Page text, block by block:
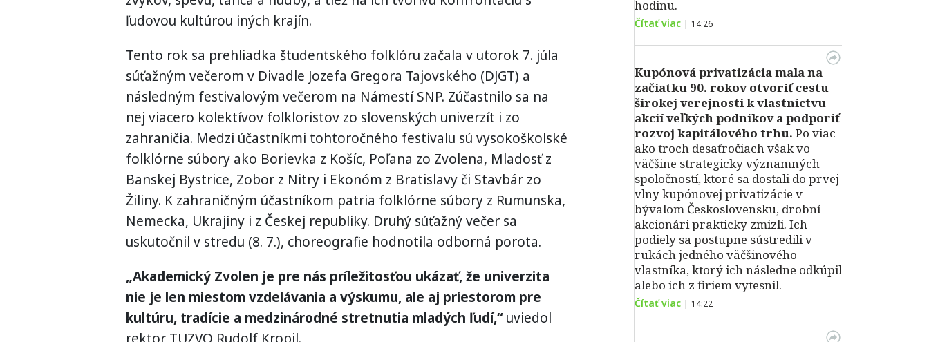
ľudovou kultúrou iných krajín.
Tento rok sa prehliadka študentského folklóru začala v utorok 7. júla
súťažným večerom v Divadle Jozefa Gregora Tajovského (DJGT) a
následným festivalovým večerom na Námestí SNP. Zúčastnilo sa na
nej viacero kolektívov folkloristov zo slovenských univerzít i zo
zahraničia. Medzi účastníkmi tohtoročného festivalu sú vysokoškolské
folklórne súbory ako Borievka z Košíc, Poľana zo Zvolena, Mladosť z
Banskej Bystrice, Zobor z Nitry i Ekonóm z Bratislavy či Stavbár zo
Žiliny. K zahraničným účastníkom patria folklórne súbory z Rumunska,
Nemecka, Ukrajiny i z Českej republiky. Druhý súťažný večer sa
uskutočnil v stredu (8. 7.), choreografie hodnotila odborná porota.
„Akademický Zvolen je pre nás príležitosťou ukázať, že univerzita
nie je len miestom vzdelávania a výskumu, ale aj priestorom pre
kultúru, tradície a medzinárodné stretnutia mladých ľudí,“uviedol
hodinu.
Čítať viac | 14:26
Kupónová privatizácia mala na
začiatku 90. rokov otvoriť cestu
širokej verejnosti k vlastníctvu
akcií veľkých podnikov a podporiť
rozvoj kapitálového trhu. Po viac
ako troch desaťročiach však vo
väčšine strategicky významných
spoločností, ktoré sa dostali do prvej
vlny kupónovej privatizácie v
bývalom Československu, drobní
akcionári prakticky zmizli. Ich
podiely sa postupne sústredili v
rukách jedného väčšinového
vlastníka, ktorý ich následne odkúpil
alebo ich z firiem vytesnil.
Čítať viac | 14:22